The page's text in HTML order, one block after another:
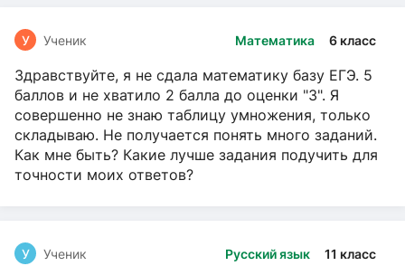
Математика 6 класс
У Ученик
Здравствуйте, я не сдала математику базу ЕГЭ. 5
баллов и не хватило 2 балла до оценки "3". Я
совершенно не знаю таблицу умножения, только
складываю. Не получается понять много заданий.
Как мне быть? Какие лучше задания подучить для
точности моих ответов?
Русский язык 11 класс
У Ученик